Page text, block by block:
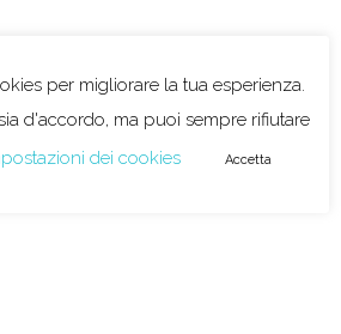
per migliorare la tua esperienza.
d'accordo, ma puoi sempre rifiutare
dei cookies Accetta